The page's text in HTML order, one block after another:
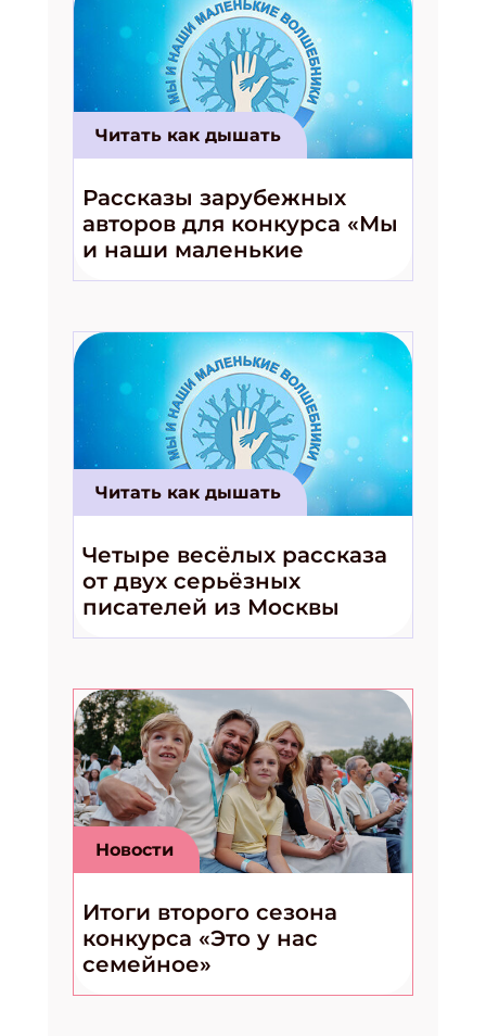
Читать как дышать
Рассказы зарубежных
авторов для конкурса «Мы
и наши маленькие
волшебники!»
Читать как дышать
Четыре весёлых рассказа
от двух серьёзных
писателей из Москвы
Новости
Итоги второго сезона
конкурса «Это у нас
семейное»